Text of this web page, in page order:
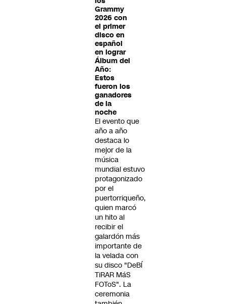
Grammy
2026 con
el primer
disco en
español
en lograr
Álbum del
Año:
Estos
fueron los
ganadores
de la
noche
El evento que
año a año
destaca lo
mejor de la
música
mundial estuvo
protagonizado
por el
puertorriqueño,
quien marcó
un hito al
recibir el
galardón más
importante de
la velada con
su disco "DeBÍ
TiRAR MáS
FOToS". La
ceremonia